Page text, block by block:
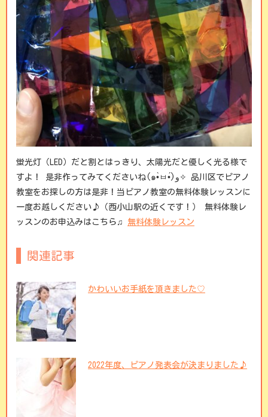
蛍光灯（LED）だと割とはっきり、太陽光だと優しく光る様で
すよ！ 是非作ってみてくださいね(๑•̀ㅂ•́)و✧ 品川区でピアノ
教室をお探しの方は是非！当ピアノ教室の無料体験レッスンに
一度お越しください♪（西小山駅の近くです！） 無料体験レ
ッスンのお申込みはこちら♫ 無料体験レッスン
関連記事
かわいいお手紙を頂きました♡
2022年度、ピアノ発表会が決まりました♪